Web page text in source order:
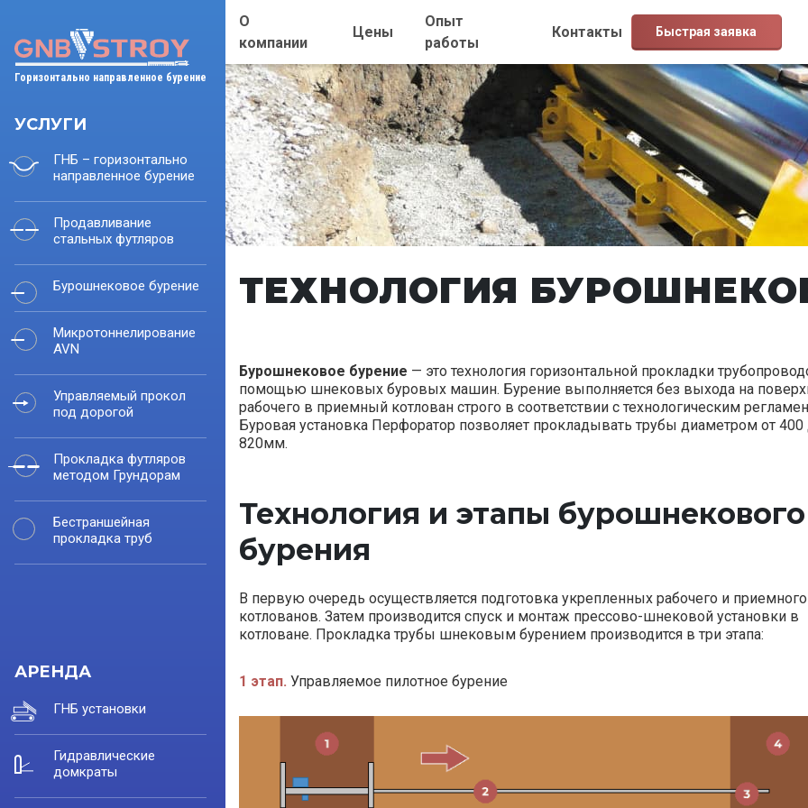
Горизонтально направленное бурение
УСЛУГИ
ГНБ – горизонтально
направленное бурение
Продавливание
стальных футляров
Бурошнековое бурение
Микротоннелирование
AVN
Управляемый прокол
под дорогой
Прокладка футляров
методом Грундорам
Бестраншейная
прокладка труб
АРЕНДА
ГНБ установки
Гидравлические
домкраты
О
компании
Цены
Опыт
работы
Контакты Быстрая заявка
ТЕХНОЛОГИЯ
Бурошнековое бурение — это технология горизонтальной прокладки
помощью шнековых буровых машин. Бурение выполняется без выхода на
рабочего в приемный котлован строго в соответствии с технологическим
Буровая установка Перфоратор позволяет прокладывать трубы диаметром от 400
820мм.
Технология и этапы бурошнекового
бурения
В первую очередь осуществляется подготовка укрепленных рабочего и приемного
котлованов. Затем производится спуск и монтаж прессово-шнековой установки в
котловане. Прокладка трубы шнековым бурением производится в три этапа:
1 этап. Управляемое пилотное бурение